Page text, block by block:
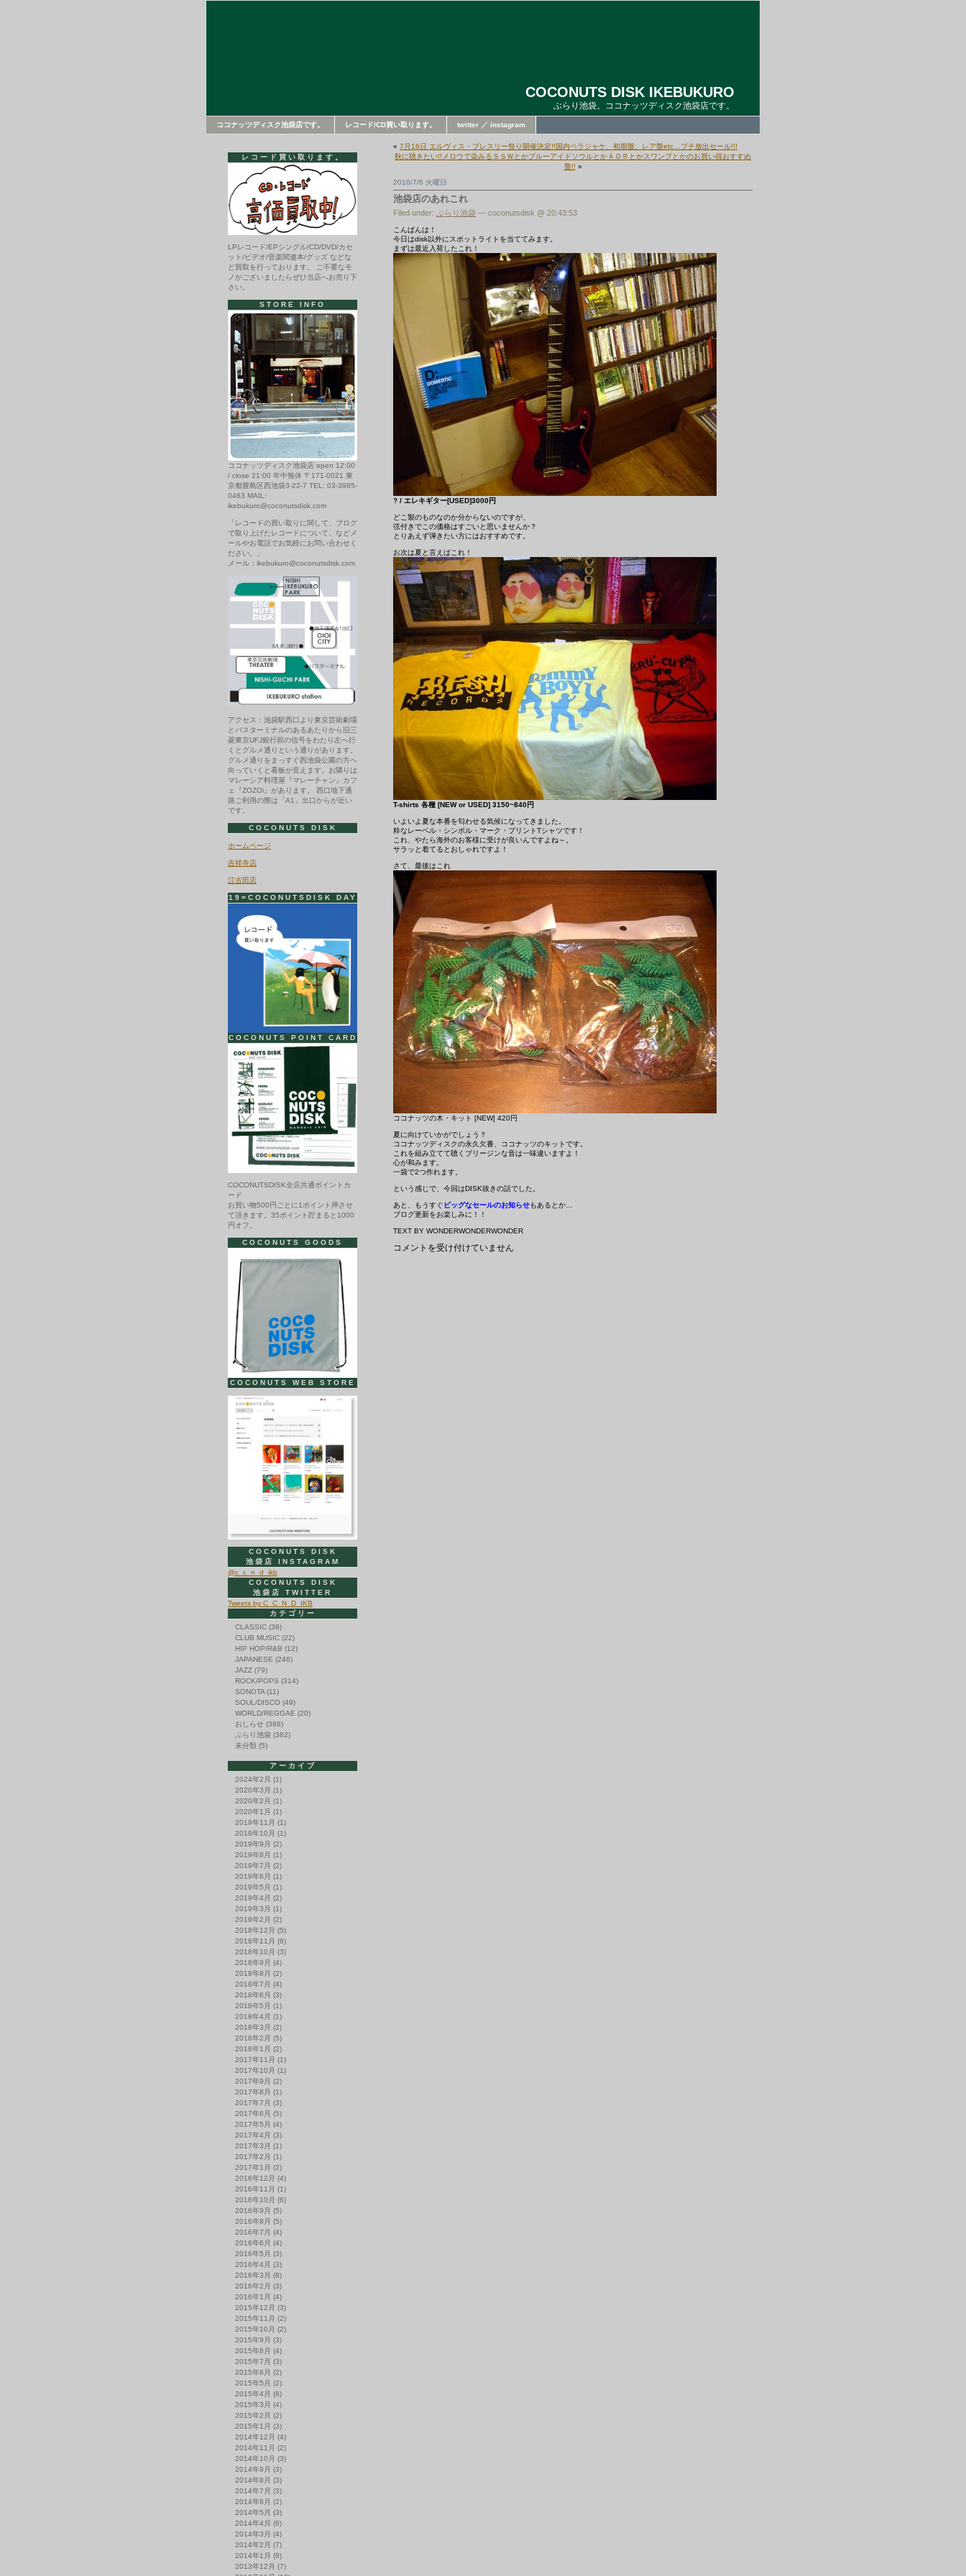
COCONUTS DISK IKEBUKURO
ぶらり池袋。ココナッツディスク池袋店です。
ココナッツディスク池袋店です。 レコード/CD買い取ります。 twitter ／ instagram
« 7月16日 エルヴィス・プレスリー祭り開催決定!!国内ペラジャケ、初期盤、レア盤etc…プチ放出セール!!!
秋に聴きたい!!メロウで染みるＳＳＷとかブルーアイドソウルとかＡＯＲとかスワンプとかのお買い得おすすめ
盤!! »
2010/7/6 火曜日
池袋店のあれこれ
Filed under: ぶらり池袋 — coconutsdisk @ 20:43:53
こんばんは！
今日はdisk以外にスポットライトを当ててみます。
まずは最近入荷したこれ！
? / エレキギター[USED]3000円
どこ製のものなのか分からないのですが、
弦付きでこの価格はすごいと思いませんか？
とりあえず弾きたい方にはおすすめです。
お次は夏と言えばこれ！
T-shirts 各種 [NEW or USED] 3150~840円
いよいよ夏な本番を匂わせる気候になってきました。
粋なレーベル・シンボル・マーク・プリントTシャツです！
これ、やたら海外のお客様に受けが良いんですよね～。
サラッと着てるとおしゃれですよ！
さて、最後はこれ
ココナッツの木・キット [NEW] 420円
夏に向けていかがでしょう？
ココナッツディスクの永久欠番、ココナッツのキットです。
これを組み立てて聴くブリージンな音は一味違いますよ！
心が和みます。
一袋で2つ作れます。
という感じで、今回はDISK抜きの話でした。
あと、もうすぐ ビッグなセールのお知らせもあるとか…
ブログ更新をお楽しみに！！
TEXT BY WONDERWONDERWONDER
池
コメントを受け付けていません
レコード買い取ります。
LPレコード/EPシングル/CD/DVD/カセ
ット/ビデオ/音楽関連本/グッズ などな
ど買取を行っております。 ご不要なモ
ノがございましたらぜひ当店へお売り下
さい。
STORE INFO
ココナッツディスク池袋店 open 12:00
/ close 21:00 年中無休 〒171-0021 東
京都豊島区西池袋3-22-7 TEL: 03-3985-
0463 MAIL:
ikebukuro@coconutsdisk.com
「レコードの買い取りに関して、ブログ
で取り上げたレコードについて、などメ
ールやお電話でお気軽にお問い合わせく
ださい。」
メール：ikebukuro@coconutsdisk.com
アクセス：池袋駅西口より東京芸術劇場
とバスターミナルのあるあたりから旧三
菱東京UFJ銀行前の信号をわたり左へ行
くとグルメ通りという通りがあります。
グルメ通りをまっすぐ西池袋公園の方へ
向っていくと看板が見えます。お隣りは
マレーシア料理屋『マレーチャン』カフ
ェ『ZOZOi』があります。 西口地下通
路ご利用の際は「A1」出口からが近い
です。
COCONUTS DISK
ホームページ
吉祥寺店
江古田店
19=COCONUTSDISK DAY
COCONUTS POINT CARD
COCONUTSDISK全店共通ポイントカ
ード
お買い物500円ごとに1ポイント押させ
て頂きます。35ポイント貯まると1000
円オフ。
COCONUTS GOODS
COCONUTS WEB STORE
COCONUTS DISK
池袋店 INSTAGRAM
@c_c_n_d_ikb
COCONUTS DISK
池袋店 TWITTER
Tweets by C_C_N_D_IKB
カテゴリー
CLASSIC (38)
CLUB MUSIC (22)
HIP HOP/R&B (12)
JAPANESE (246)
JAZZ (79)
ROCK/POPS (314)
SONOTA (11)
SOUL/DISCO (49)
WORLD/REGGAE (20)
おしらせ (388)
ぶらり池袋 (382)
未分類 (5)
アーカイブ
2024年2月 (1)
2020年3月 (1)
2020年2月 (1)
2020年1月 (1)
2019年11月 (1)
2019年10月 (1)
2019年9月 (2)
2019年8月 (1)
2019年7月 (2)
2019年6月 (1)
2019年5月 (1)
2019年4月 (2)
2019年3月 (1)
2019年2月 (2)
2018年12月 (5)
2018年11月 (8)
2018年10月 (3)
2018年9月 (4)
2018年8月 (2)
2018年7月 (4)
2018年6月 (3)
2018年5月 (1)
2018年4月 (1)
2018年3月 (2)
2018年2月 (5)
2018年1月 (2)
2017年11月 (1)
2017年10月 (1)
2017年9月 (2)
2017年8月 (1)
2017年7月 (3)
2017年6月 (5)
2017年5月 (4)
2017年4月 (3)
2017年3月 (1)
2017年2月 (1)
2017年1月 (2)
2016年12月 (4)
2016年11月 (1)
2016年10月 (6)
2016年9月 (5)
2016年8月 (5)
2016年7月 (4)
2016年6月 (4)
2016年5月 (3)
2016年4月 (3)
2016年3月 (8)
2016年2月 (3)
2016年1月 (4)
2015年12月 (3)
2015年11月 (2)
2015年10月 (2)
2015年9月 (3)
2015年8月 (4)
2015年7月 (3)
2015年6月 (2)
2015年5月 (2)
2015年4月 (8)
2015年3月 (4)
2015年2月 (2)
2015年1月 (3)
2014年12月 (4)
2014年11月 (2)
2014年10月 (3)
2014年9月 (3)
2014年8月 (3)
2014年7月 (3)
2014年6月 (2)
2014年5月 (3)
2014年4月 (6)
2014年3月 (4)
2014年2月 (7)
2014年1月 (8)
2013年12月 (7)